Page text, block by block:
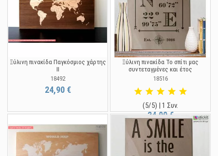
Ξύλινη πινακίδα Παγκόσμιος χάρτης
ΙΙ
18492
24,90 €
Ξύλινη πινακίδα Το σπίτι μας
συντεταγμένες και έτος
18516
(5/5) | 1 Συν.
24,90 €